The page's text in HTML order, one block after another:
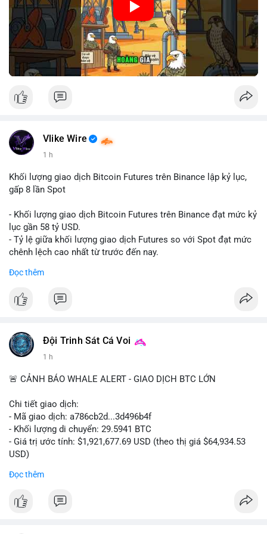
Nguồn: Cú Thông Thái
Vlike Wire
1 h
Khối lượng giao dịch Bitcoin Futures trên Binance lập kỷ lục,
gấp 8 lần Spot
- Khối lượng giao dịch Bitcoin Futures trên Binance đạt mức kỷ
lục gần 58 tỷ USD.
- Tỷ lệ giữa khối lượng giao dịch Futures so với Spot đạt mức
chênh lệch cao nhất từ trước đến nay.
dịch Spot.
#binance #btc
#vlikevn #titanbot
📰 Nguồn: Cointelegraph
Đọc thêm
Đội Trinh Sát Cá Voi
1 h
🚨 CẢNH BÁO WHALE ALERT - GIAO DỊCH BTC LỚN
Chi tiết giao dịch:
- Mã giao dịch: a786cb2d...3d496b4f
- Khối lượng di chuyển: 29.5941 BTC
- Giá trị ước tính: $1,921,677.69 USD (theo thị giá $64,934.53
USD)
USD được thực hiện trong một khối chưa xác nhận cho thấy
Đọc thêm